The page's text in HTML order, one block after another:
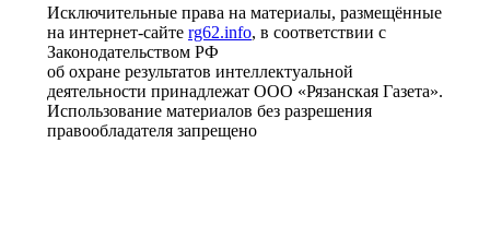
Исключительные права на материалы, размещённые
на интернет-сайте rg62.info, в соответствии с
Законодательством РФ
об охране результатов интеллектуальной
деятельности принадлежат ООО «Рязанская Газета».
Использование материалов без разрешения
правообладателя запрещено